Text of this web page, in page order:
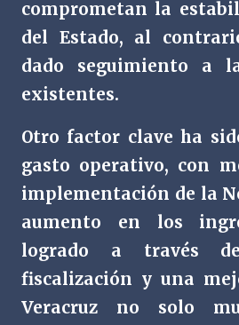
comprometan la
del Estado, al
dado seguimiento a
existentes.
Otro factor clave ha
gasto operativo, con
implementación de la
aumento en los
logrado a través
fiscalización y una
Veracruz no solo